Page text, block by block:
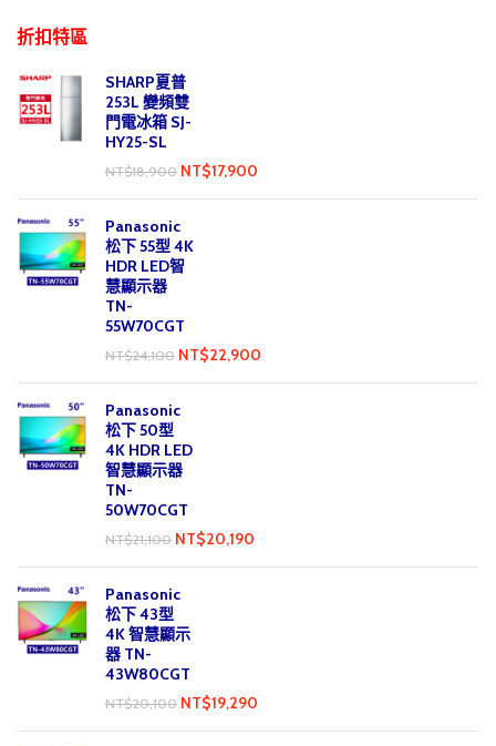
折扣特區
SHARP夏普
253L 變頻雙
門電冰箱 SJ-
HY25-SL
NT$18,900 NT$17,900
Panasonic
松下 55型 4K
HDR LED智
慧顯示器
TN-
55W70CGT
NT$24,100 NT$22,900
Panasonic
松下 50型
4K HDR LED
智慧顯示器
TN-
50W70CGT
NT$21,100 NT$20,190
Panasonic
松下 43型
4K 智慧顯示
器 TN-
43W80CGT
NT$20,100 NT$19,290